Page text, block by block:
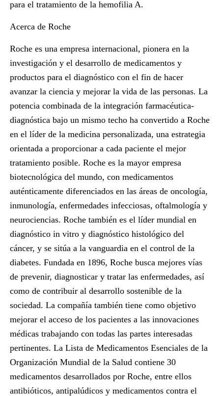
para el tratamiento de la hemofilia A.
Acerca de Roche
Roche es una empresa internacional, pionera en la
investigación y el desarrollo de medicamentos y
productos para el diagnóstico con el fin de hacer
avanzar la ciencia y mejorar la vida de las personas. La
potencia combinada de la integración farmacéutica-
diagnóstica bajo un mismo techo ha convertido a Roche
en el líder de la medicina personalizada, una estrategia
orientada a proporcionar a cada paciente el mejor
tratamiento posible. Roche es la mayor empresa
biotecnológica del mundo, con medicamentos
auténticamente diferenciados en las áreas de oncología,
inmunología, enfermedades infecciosas, oftalmología y
neurociencias. Roche también es el líder mundial en
diagnóstico in vitro y diagnóstico histológico del
cáncer, y se sitúa a la vanguardia en el control de la
diabetes. Fundada en 1896, Roche busca mejores vías
de prevenir, diagnosticar y tratar las enfermedades, así
como de contribuir al desarrollo sostenible de la
sociedad. La compañía también tiene como objetivo
mejorar el acceso de los pacientes a las innovaciones
médicas trabajando con todas las partes interesadas
pertinentes. La Lista de Medicamentos Esenciales de la
Organización Mundial de la Salud contiene 30
medicamentos desarrollados por Roche, entre ellos
antibióticos, antipalúdicos y medicamentos contra el